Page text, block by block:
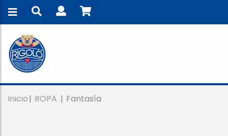
Inicio ROPA Fantasía